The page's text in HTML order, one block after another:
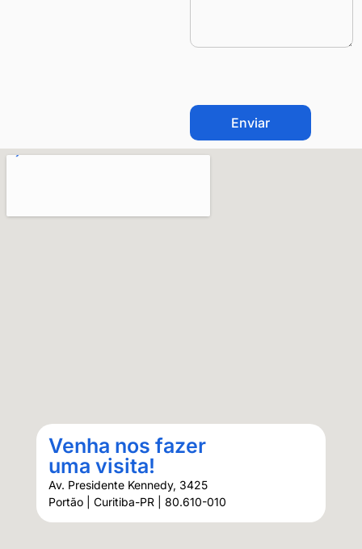
Venha nos fazer
uma visita!
Av. Presidente Kennedy, 3425
Portão | Curitiba-PR | 80.610-010